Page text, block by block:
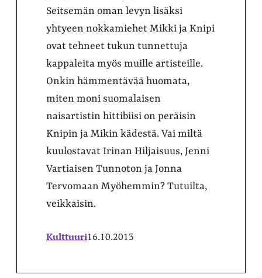
Seitsemän oman levyn lisäksi
yhtyeen nokkamiehet Mikki ja Knipi
ovat tehneet tukun tunnettuja
kappaleita myös muille artisteille.
Onkin hämmentävää huomata,
miten moni suomalaisen
naisartistin hittibiisi on peräisin
Knipin ja Mikin kädestä. Vai miltä
kuulostavat Irinan Hiljaisuus, Jenni
Vartiaisen Tunnoton ja Jonna
Tervomaan Myöhemmin? Tutuilta,
veikkaisin.
Kulttuuri16.10.2013